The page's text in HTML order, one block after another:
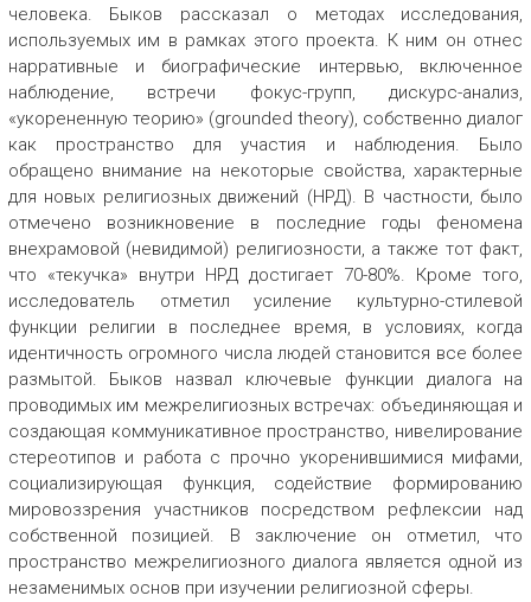
человека. Быков рассказал о методах исследования,
используемых им в рамках этого проекта. К ним он отнес
нарративные и биографические интервью, включенное
наблюдение, встречи фокус-групп, дискурс-анализ,
«укорененную теорию» (grounded theory), собственно диалог
как пространство для участия и наблюдения. Было
обращено внимание на некоторые свойства, характерные
для новых религиозных движений (НРД). В частности, было
отмечено возникновение в последние годы феномена
внехрамовой (невидимой) религиозности, а также тот факт,
что «текучка» внутри НРД достигает 70-80%. Кроме того,
исследователь отметил усиление культурно-стилевой
функции религии в последнее время, в условиях, когда
идентичность огромного числа людей становится все более
размытой. Быков назвал ключевые функции диалога на
проводимых им межрелигиозных встречах: объединяющая и
создающая коммуникативное пространство, нивелирование
стереотипов и работа с прочно укоренившимися мифами,
социализирующая функция, содействие формированию
мировоззрения участников посредством рефлексии над
собственной позицией. В заключение он отметил, что
пространство межрелигиозного диалога является одной из
незаменимых основ при изучении религиозной сферы.